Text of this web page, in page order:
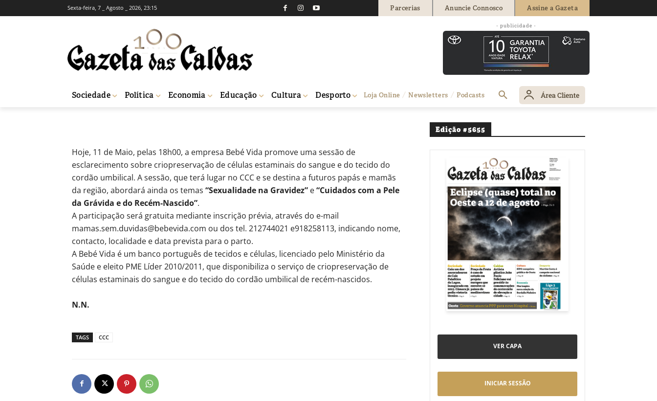
Sexta-feira, 7 _ Agosto _ 2026, 23:15 Parcerias Anuncie Connosco Assine a Gazeta
- publicidade -
Sociedade Política Economia Educação Cultura Desporto Loja Online Newsletters Podcasts Área Cliente
Criopreservação de células estaminais em debate no
CCC
Redação 11 de Maio, 2012 606
Hoje, 11 de Maio, pelas 18h00, a empresa Bebé Vida promove uma sessão de
esclarecimento sobre criopreservação de células estaminais do sangue e do tecido do
cordão umbilical. A sessão, que terá lugar no CCC e se destina a futuros papás e mamãs
da região, abordará ainda os temas “Sexualidade na Gravidez” e“Cuidados com a Pele
da Grávida e do Recém-Nascido”.
A participação será gratuita mediante inscrição prévia, através do e-mail
mamas.sem.duvidas@bebevida.com ou dos tel. 212744021 e918258113, indicando nome,
contacto, localidade e data prevista para o parto.
A Bebé Vida é um banco português de tecidos e células, licenciado pelo Ministério da
Saúde e eleito PME Líder 2010/2011, que disponibiliza o serviço de criopreservação de
células estaminais do sangue e do tecido do cordão umbilical de recém-nascidos.
N.N.
TAGS CCC
Edição #5655
VER CAPA
INICIAR SESSÃO